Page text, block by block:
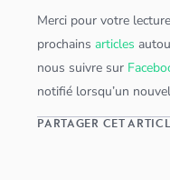
Merci pour votre
prochainsarticles
nous suivre sur
notifié lorsqu’un
PARTAGER CET